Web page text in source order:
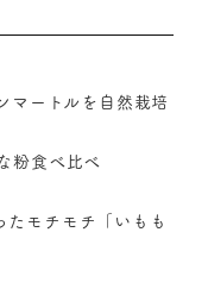
マートルを自然栽培
粉食べ比べ
モチモチ「いもも